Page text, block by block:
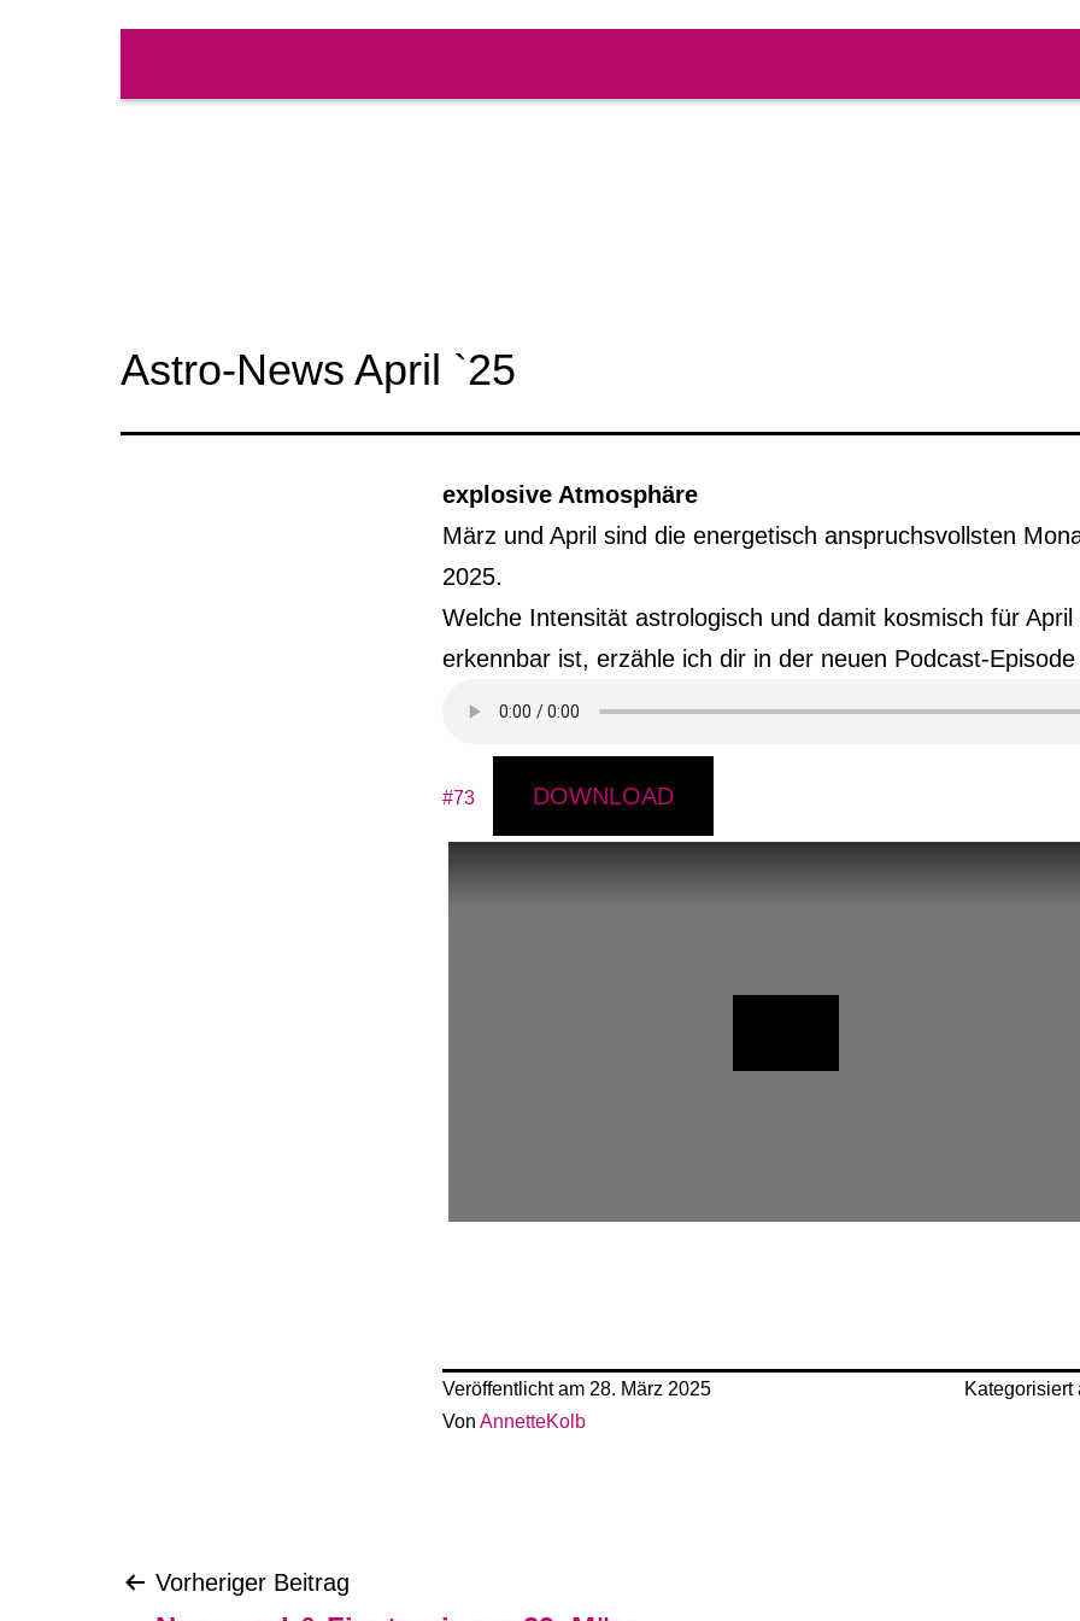
Astro-News April `25
explosive Atmosphäre
März und April sind die energetisch anspruchsvollsten
2025.
Welche Intensität astrologisch und damit kosmisch für April
erkennbar ist, erzähle ich dir in der neuen Podcast-
#73 DOWNLOAD
Veröffentlicht am 28. März 2025
Von AnnetteKolb
Beitragsnavigation
Vorheriger Beitrag